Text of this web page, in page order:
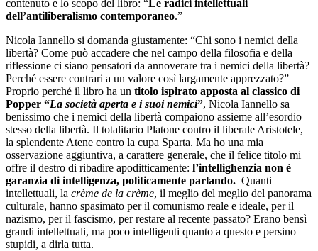
contenuto e lo scopo del libro: “Le radici intellettuali
dell’antiliberalismo contemporaneo.”
Nicola Iannello si domanda giustamente: “Chi sono i nemici della
libertà? Come può accadere che nel campo della filosofia e della
riflessione ci siano pensatori da annoverare tra i nemici della libertà?
Perché essere contrari a un valore così largamente apprezzato?”
Proprio perché il libro ha un titolo ispirato apposta al classico di
Popper “La società aperta e i suoi nemici”, Nicola Iannello sa
benissimo che i nemici della libertà compaiono assieme all’esordio
stesso della libertà. Il totalitario Platone contro il liberale Aristotele,
la splendente Atene contro la cupa Sparta. Ma ho una mia
osservazione aggiuntiva, a carattere generale, che il felice titolo mi
offre il destro di ribadire apoditticamente: l’intellighenzia non è
garanzia di intelligenza, politicamente parlando. Quanti
intellettuali, la crème de la crème, il meglio del meglio del panorama
culturale, hanno spasimato per il comunismo reale e ideale, per il
nazismo, per il fascismo, per restare al recente passato? Erano bensì
grandi intellettuali, ma poco intelligenti quanto a questo e persino
stupidi, a dirla tutta.